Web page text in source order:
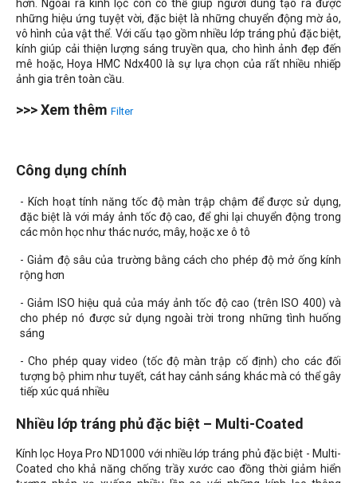
hơn. Ngoài ra kính lọc còn có thể giúp người dùng tạo ra được
những hiệu ứng tuyệt vời, đặc biệt là những chuyển động mờ ảo,
vô hình của vật thể. Với cấu tạo gồm nhiều lớp tráng phủ đặc biệt,
kính giúp cải thiện lượng sáng truyền qua, cho hình ảnh đẹp đến
mê hoặc, Hoya HMC Ndx400 là sự lựa chọn của rất nhiều nhiếp
ảnh gia trên toàn cầu.
>>> Xem thêm Filter
Công dụng chính
- Kích hoạt tính năng tốc độ màn trập chậm để được sử dụng,
đặc biệt là với máy ảnh tốc độ cao, để ghi lại chuyển động trong
các môn học như thác nước, mây, hoặc xe ô tô
- Giảm độ sâu của trường bằng cách cho phép độ mở ống kính
rộng hơn
- Giảm ISO hiệu quả của máy ảnh tốc độ cao (trên ISO 400) và
cho phép nó được sử dụng ngoài trời trong những tình huống
sáng
- Cho phép quay video (tốc độ màn trập cố định) cho các đối
tượng bộ phim như tuyết, cát hay cảnh sáng khác mà có thể gây
tiếp xúc quá nhiều
Nhiều lớp tráng phủ đặc biệt – Multi-Coated
Kính lọc Hoya Pro ND1000 với nhiều lớp tráng phủ đặc biệt - Multi-
Coated cho khả năng chống trầy xước cao đồng thời giảm hiển